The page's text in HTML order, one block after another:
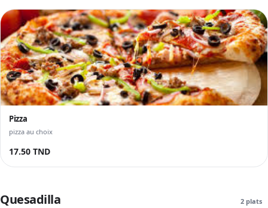
Pizza
pizza au choix
17.50 TND
Quesadilla 2 plats